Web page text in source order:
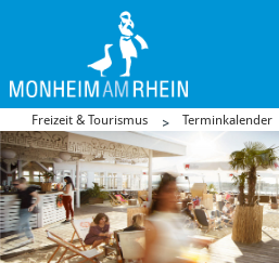
Freizeit & Tourismus Terminkalender